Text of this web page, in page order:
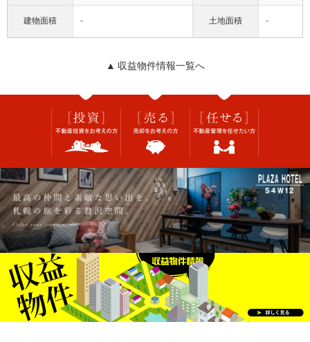
建物面積 - 土地面積 -
▲ 収益物件情報一覧へ